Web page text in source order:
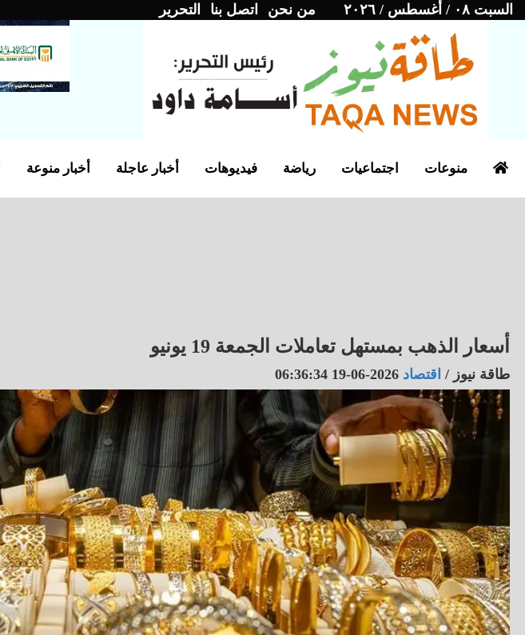
السبت ٠٨ / أغسطس / ٢٠٢٦ من نحن اتصل بنا التحرير
أخبار منوعة أخبار عاجلة فيديوهات رياضة اجتماعيات منوعات
أسعار الذهب بمستهل تعاملات الجمعة 19 يونيو
طاقة نيوز / اقتصاد2026-06-19 06:36:34